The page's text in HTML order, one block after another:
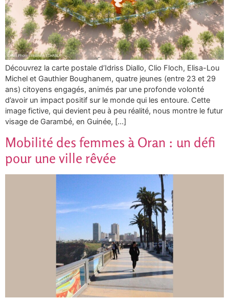
Découvrez la carte postale d’Idriss Diallo, Clio Floch, Elisa-Lou
Michel et Gauthier Boughanem, quatre jeunes (entre 23 et 29
ans) citoyens engagés, animés par une profonde volonté
d’avoir un impact positif sur le monde qui les entoure. Cette
image fictive, qui devient peu à peu réalité, nous montre le futur
visage de Garambé, en Guinée, […]
Mobilité des femmes à Oran : un défi
pour une ville rêvée